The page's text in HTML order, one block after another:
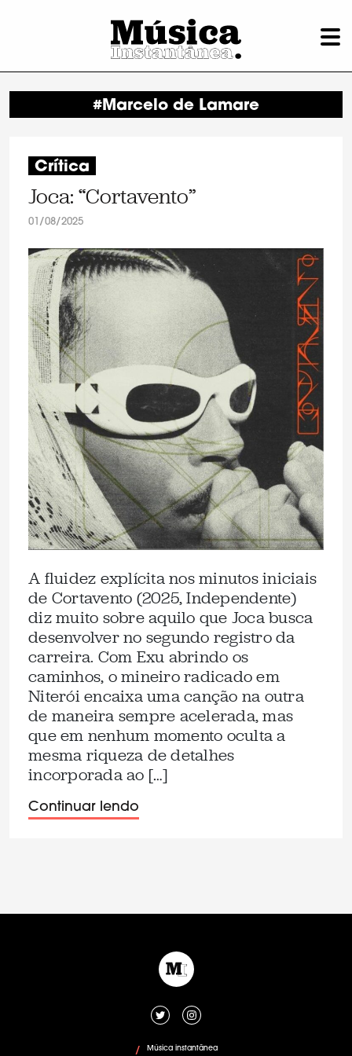
#Marcelo de Lamare
Crítica
Joca: “Cortavento”
01/08/2025
A fluidez explícita nos minutos iniciais
de Cortavento (2025, Independente)
diz muito sobre aquilo que Joca busca
desenvolver no segundo registro da
carreira. Com Exu abrindo os
caminhos, o mineiro radicado em
Niterói encaixa uma canção na outra
de maneira sempre acelerada, mas
que em nenhum momento oculta a
mesma riqueza de detalhes
incorporada ao […]
Continuar lendo
/ Música instantânea